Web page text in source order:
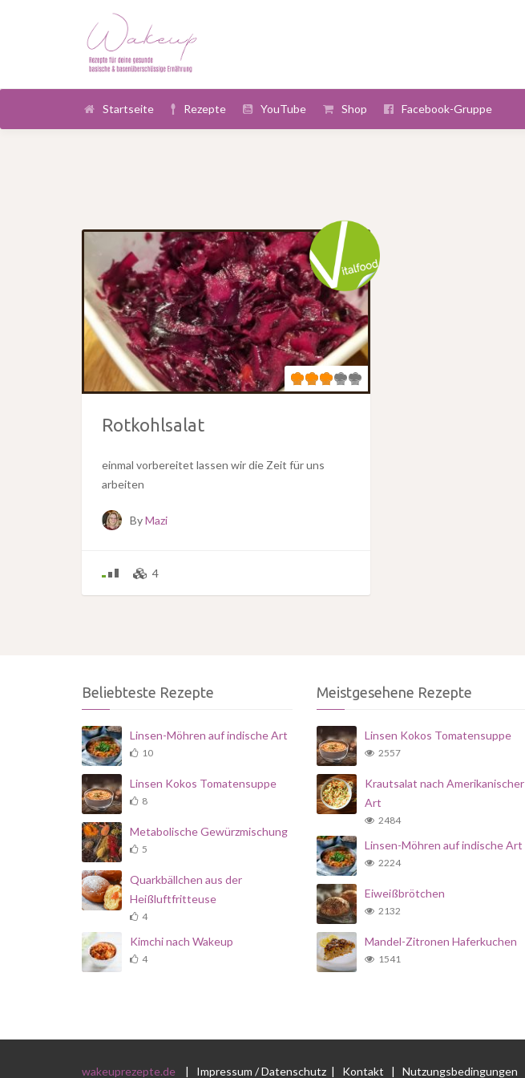
Startseite Rezepte YouTube Shop Facebook-Gruppe
Rotkohlsalat
einmal vorbereitet lassen wir die Zeit für uns
arbeiten
ByMazi
4
Beliebteste Rezepte
Linsen-Möhren auf indische Art
10
Linsen Kokos Tomatensuppe
8
Metabolische Gewürzmischung
5
Quarkbällchen aus der
Heißluftfritteuse
4
Kimchi nach Wakeup
4
Meistgesehene Rezepte
Linsen Kokos Tomatensuppe
2557
Krautsalat nach Amerikanischer
Art
2484
Linsen-Möhren auf indische Art
2224
Eiweißbrötchen
2132
Mandel-Zitronen Haferkuchen
1541
wakeuprezepte.de | Impressum / Datenschutz | Kontakt | Nutzungsbedingungen